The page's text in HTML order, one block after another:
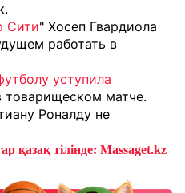
Сити" Хосеп Гвардиола
работать в
уступила
товарищеском матче.
Роналду не
қазақ тілінде: Massaget.kz